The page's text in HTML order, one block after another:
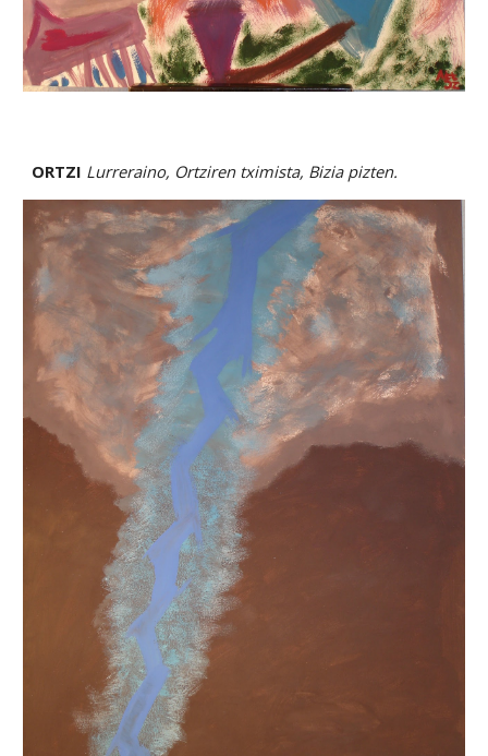
ORTZI Lurreraino, Ortziren tximista, Bizia pizten.